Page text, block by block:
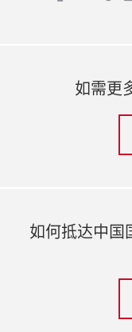
如需更
如何抵达中国